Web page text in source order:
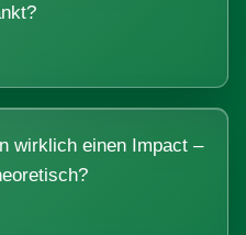
wirklich einen Impact –